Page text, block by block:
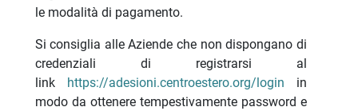
le modalità di pagamento.
Si consiglia alle Aziende che non dispongano di
credenziali di registrarsi al
link
https://adesioni.centroestero.org/login in
modo da ottenere tempestivamente password e